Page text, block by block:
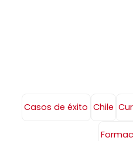
Casos de éxito Chile